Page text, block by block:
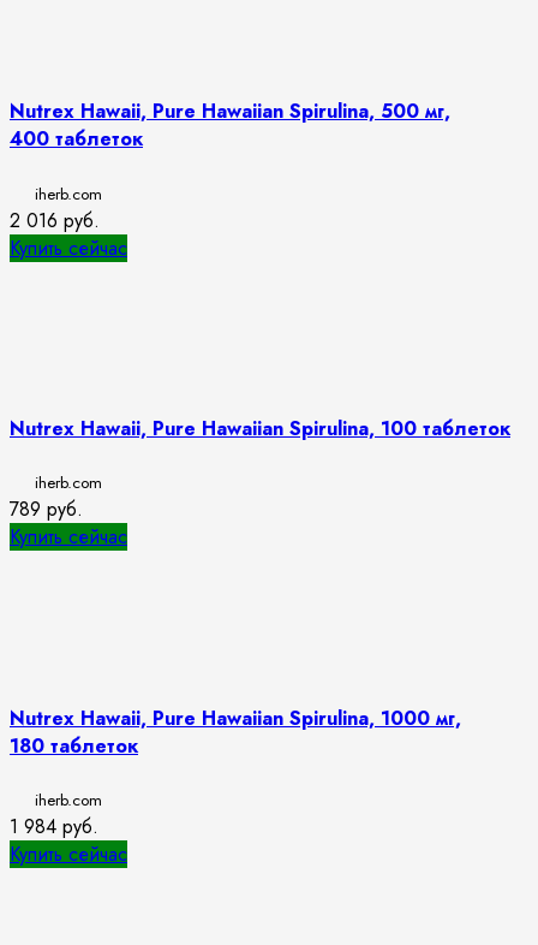
Nutrex Hawaii, Pure Hawaiian Spirulina, 500 мг,
400 таблеток
iherb.com
2 016 руб.
Купить сейчас
Nutrex Hawaii, Pure Hawaiian Spirulina, 100 таблеток
iherb.com
789 руб.
Купить сейчас
Nutrex Hawaii, Pure Hawaiian Spirulina, 1000 мг,
180 таблеток
iherb.com
1 984 руб.
Купить сейчас